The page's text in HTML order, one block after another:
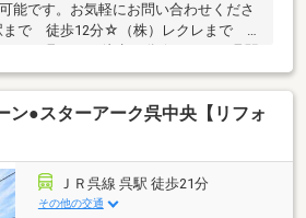
能です。お気軽にお問い合わせくださ
で 徒歩12分☆（株）レクレまで 徒
歩11分☆ローソン呉宝町店まで 徒歩
ドラッグひまわり呉築地店まで 徒歩7
中学校まで 徒歩9分☆呉市立両城小
ン●スターアーク呉中央【リフォ
ＪＲ呉線 呉駅 徒歩21分
その他の交通